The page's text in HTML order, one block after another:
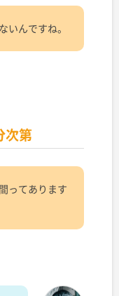
いんですね。
次第
ってあります